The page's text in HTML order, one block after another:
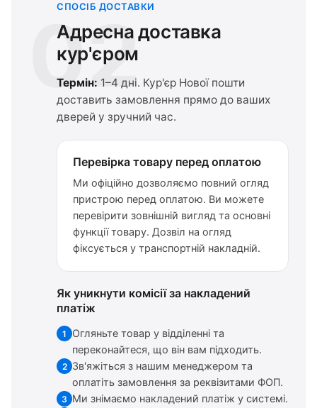
02
СПОСІБ ДОСТАВКИ
Адресна доставка
кур'єром
Термін: 1–4 дні. Кур'єр Нової пошти
доставить замовлення прямо до ваших
дверей у зручний час.
Перевірка товару перед оплатою
Ми офіційно дозволяємо повний огляд
пристрою перед оплатою. Ви можете
перевірити зовнішній вигляд та основні
функції товару. Дозвіл на огляд
фіксується у транспортній накладній.
Як уникнути комісії за накладений
платіж
1
Огляньте товар у відділенні та
переконайтеся, що він вам підходить.
2 Зв'яжіться з нашим менеджером та
оплатіть замовлення за реквізитами ФОП.
3 Ми знімаємо накладений платіж у системі.